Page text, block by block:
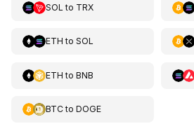
SOL to TRX
ETH to SOL
ETH to BNB
BTCto DOGE